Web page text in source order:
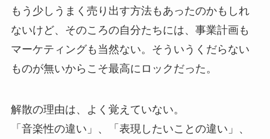
もう少しうまく売り出す方法もあったのかもしれ
ないけど、そのころの自分たちには、事業計画も
マーケティングも当然ない。そういうくだらない
ものが無いからこそ最高にロックだった。
解散の理由は、よく覚えていない。
「音楽性の違い」、「表現したいことの違い」、